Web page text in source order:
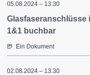
05.08.2024 – 13:30
Glasfaseranschlüsse
1&1 buchbar
Ein Dokument
02.08.2024 – 13:30